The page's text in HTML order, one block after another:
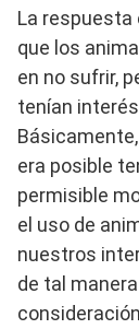
La respuesta
que los
en no sufrir,
tenían
Básicamente,
era posible
permisible
el uso de
nuestros
de tal